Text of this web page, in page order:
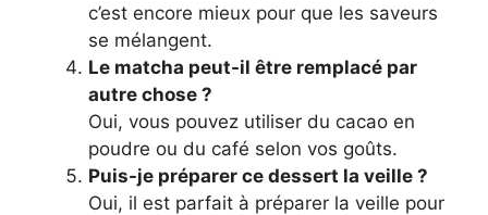
c’est encore mieux pour que les saveurs
se mélangent.
Le matcha peut-il être remplacé par
autre chose ?
Oui, vous pouvez utiliser du cacao en
poudre ou du café selon vos goûts.
Puis-je préparer ce dessert la veille ?
Oui, il est parfait à préparer la veille pour